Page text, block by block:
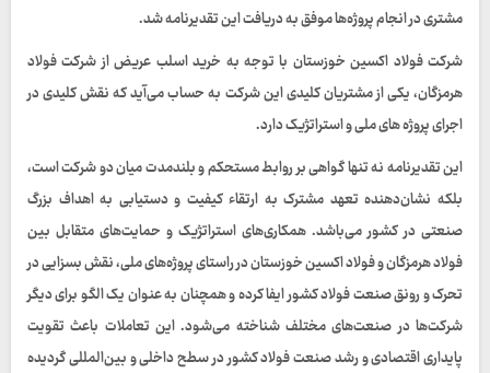
مشتری در انجام پروژه‌ها موفق به دریافت این تقدیرنامه شد.
شرکت فولاد اکسین خوزستان با توجه به خرید اسلب عریض از شرکت فولاد
هرمزگان، یکی از مشتریان کلیدی این شرکت به حساب می‌آید که نقش کلیدی در
اجرای پروژه های ملی و استراتژیک دارد.
این تقدیرنامه نه تنها گواهی بر روابط مستحکم و بلندمدت میان دو شرکت است،
بلکه نشان‌دهنده تعهد مشترک به ارتقاء کیفیت و دستیابی به اهداف بزرگ
صنعتی در کشور می‌باشد. همکاری‌های استراتژیک و حمایت‌های متقابل بین
فولاد هرمزگان و فولاد اکسین خوزستان در راستای پروژه‌های ملی، نقش بسزایی در
تحرک و رونق صنعت فولاد کشور ایفا کرده و همچنان به عنوان یک الگو برای دیگر
شرکت‌ها در صنعت‌های مختلف شناخته می‌شود. این تعاملات باعث تقویت
پایداری اقتصادی و رشد صنعت فولاد کشور در سطح داخلی و بین‌المللی گردیده